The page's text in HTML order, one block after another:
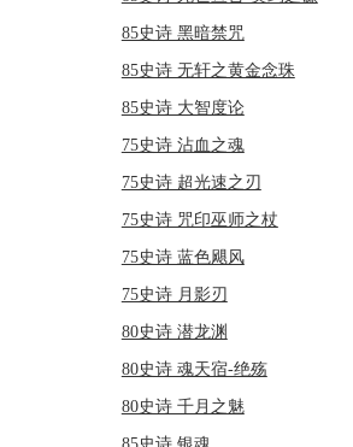
85史诗 黑暗禁咒
85史诗 无轩之黄金念珠
85史诗 大智度论
75史诗 沾血之魂
75史诗 超光速之刃
75史诗 咒印巫师之杖
75史诗 蓝色飓风
75史诗 月影刃
80史诗 潜龙渊
80史诗 魂天宿-绝殇
80史诗 千月之魅